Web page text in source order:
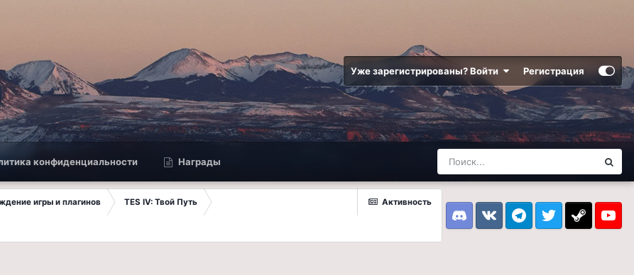
Уже зарегистрированы? Войти Регистрация
конфиденциальности Награды
Активность
игры и плагинов TES IV: Твой Путь
DiscordVK TelegramTwitter Steam